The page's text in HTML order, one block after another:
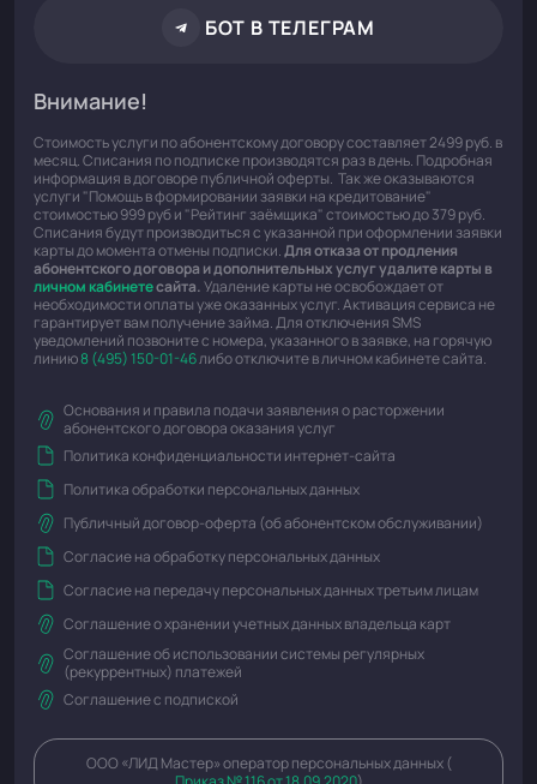
БОТ В ТЕЛЕГРАМ
Внимание!
Стоимость услуги по абонентскому договору составляет 2499 руб. в
месяц. Списания по подписке производятся раз в день. Подробная
информация в договоре публичной оферты. Так же оказываются
услуги "Помощь в формировании заявки на кредитование"
стоимостью 999 руб и "Рейтинг заёмщика" стоимостью до 379 руб.
Списания будут производиться с указанной при оформлении заявки
карты до момента отмены подписки.Для отказа от продления
абонентского договора и дополнительных услуг удалите карты в
личном кабинетесайта.Удаление карты не освобождает от
необходимости оплаты уже оказанных услуг. Активация сервиса не
гарантирует вам получение займа. Для отключения SMS
уведомлений позвоните с номера, указанного в заявке, на горячую
линию8 (495) 150-01-46либо отключите в личном кабинете сайта.
Основания и правила подачи заявления о расторжении
абонентского договора оказания услуг
Политика конфиденциальности интернет-сайта
Политика обработки персональных данных
Публичный договор-оферта (об абонентском обслуживании)
Согласие на обработку персональных данных
Согласие на передачу персональных данных третьим лицам
Соглашение о хранении учетных данных владельца карт
Соглашение об использовании системы регулярных
(рекуррентных) платежей
Соглашение с подпиской
ООО «ЛИД Мастер» оператор персональных данных (